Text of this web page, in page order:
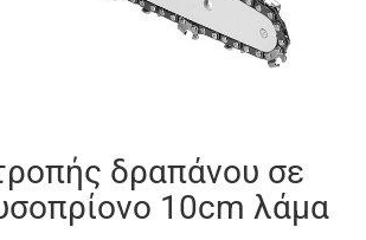
δραπάνου σε
10cm λάμα